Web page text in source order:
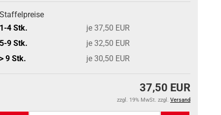
Staffelpreise
1-4 Stk.
je 37,50 EUR
5-9 Stk.
je 32,50 EUR
> 9 Stk.
je 30,50 EUR
37,50 EUR
zzgl. 19% MwSt. zzgl. Versand